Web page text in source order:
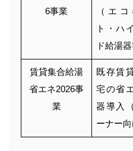
6事業
（エ
ト・ハ
ド給湯器
賃貸集合給湯
省エネ2026事
業
既存賃
宅の省
器導入
ーナー向